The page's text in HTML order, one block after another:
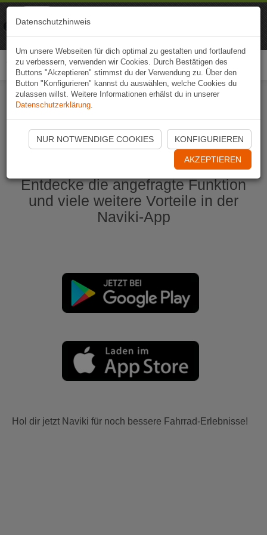
Naviki App jetzt öffnen
Entdecke die angefragte Funktion
und viele weitere Vorteile in der
Naviki-App
Hol dir jetzt Naviki für noch bessere Fahrrad-Erlebnisse!
Datenschutzhinweis
Um unsere Webseiten für dich optimal zu gestalten und fortlaufend
zu verbessern, verwenden wir Cookies. Durch Bestätigen des
Buttons "Akzeptieren" stimmst du der Verwendung zu. Über den
Button "Konfigurieren" kannst du auswählen, welche Cookies du
zulassen willst. Weitere Informationen erhälst du in unserer
Datenschutzerklärung.
NUR NOTWENDIGE COOKIES KONFIGURIEREN
AKZEPTIEREN
Naviki